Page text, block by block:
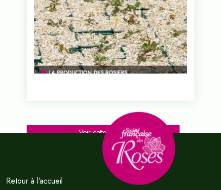
Voir cette vidéo...
Voir cette vidéo...
Retour à l’accueil